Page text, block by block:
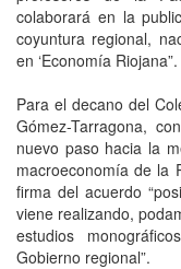
colaborará en la
coyuntura regional,
en ‘Economía Riojana”.
Para el decano del
Gómez-Tarragona,
nuevo paso hacia la
macroeconomía de la
firma del acuerdo
viene realizando,
estudios
Gobierno regional”.